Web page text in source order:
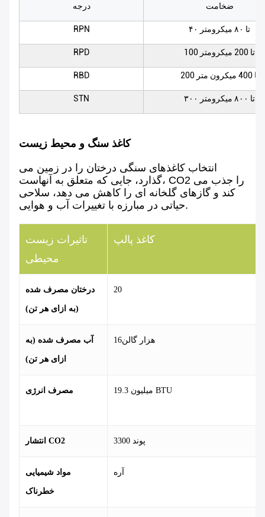
درجه ضخامت
RPN ۴۰ تا ۸۰ میکرومتر
RPD 100 تا 200 میکرومتر
RBD 200 تا 400 میکرون متر
STN ۳۰۰ تا ۸۰۰ میکرومتر
کاغذ سنگ و محیط زیست
انتخاب کاغذهای سنگی درختان را در زمین می
گذارد، جایی که متعلق به آنهاست، CO2 را جذب می
کند و گازهای گلخانه ای را کاهش می دهد، سلاحی
حیاتی در مبارزه با تغییرات آب و هوایی.
تاثیرات زیست
محیطی
کاغذ پالپ
درختان مصرف شده
(به ازای هر تن)
20
آب مصرف شده (به
ازای هر تن)
16هزار گالن
مصرف انرژی 19.3 میلیون BTU
انتشار CO2 3300 پوند
مواد شیمیایی
خطرناک
آره